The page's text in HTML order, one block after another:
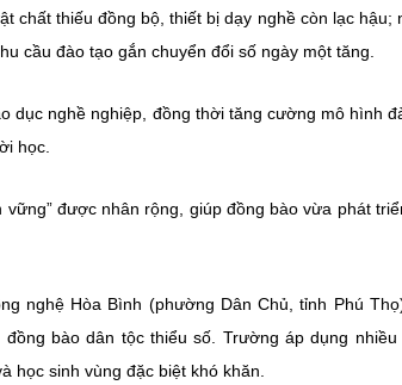
chất thiếu đồng bộ, thiết bị dạy nghề còn lạc hậu;
cầu đào tạo gắn chuyển đổi số ngày một tăng.
dục nghề nghiệp, đồng thời tăng cường mô hình
học.
vững” được nhân rộng, giúp đồng bào vừa phát
nghệ Hòa Bình (phường Dân Chủ, tỉnh Phú
bào dân tộc thiểu số. Trường áp dụng nhiều
học sinh vùng đặc biệt khó khăn.